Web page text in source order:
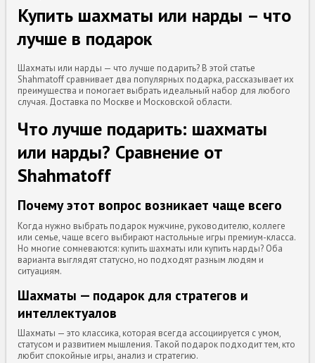
Купить шахматы или нарды – что
лучше в подарок
Шахматы или нарды — что лучше подарить? В этой статье
Shahmatoff сравнивает два популярных подарка, рассказывает их
преимущества и помогает выбрать идеальный набор для любого
случая. Доставка по Москве и Московской области.
Что лучше подарить: шахматы
или нарды? Сравнение от
Shahmatoff
Почему этот вопрос возникает чаще всего
Когда нужно выбрать подарок мужчине, руководителю, коллеге
или семье, чаще всего выбирают настольные игры премиум-класса.
Но многие сомневаются: купить шахматы или купить нарды? Оба
варианта выглядят статусно, но подходят разным людям и
ситуациям.
Шахматы — подарок для стратегов и
интеллектуалов
Шахматы — это классика, которая всегда ассоциируется с умом,
статусом и развитием мышления. Такой подарок подходит тем, кто
любит спокойные игры, анализ и стратегию.